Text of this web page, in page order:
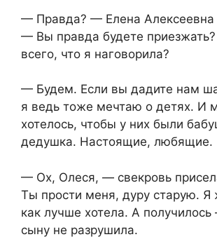
— Правда? — Елена Алексеевна
— Вы правда будете
всего, что я наговорила?
— Будем. Если вы дадите нам
я ведь тоже мечтаю о детях. И
хотелось, чтобы у них были
дедушка. Настоящие, любящие.
— Ох, Олеся, — свекровь
Ты прости меня, дуру старую.
как лучше хотела. А получилось
сыну не разрушила.